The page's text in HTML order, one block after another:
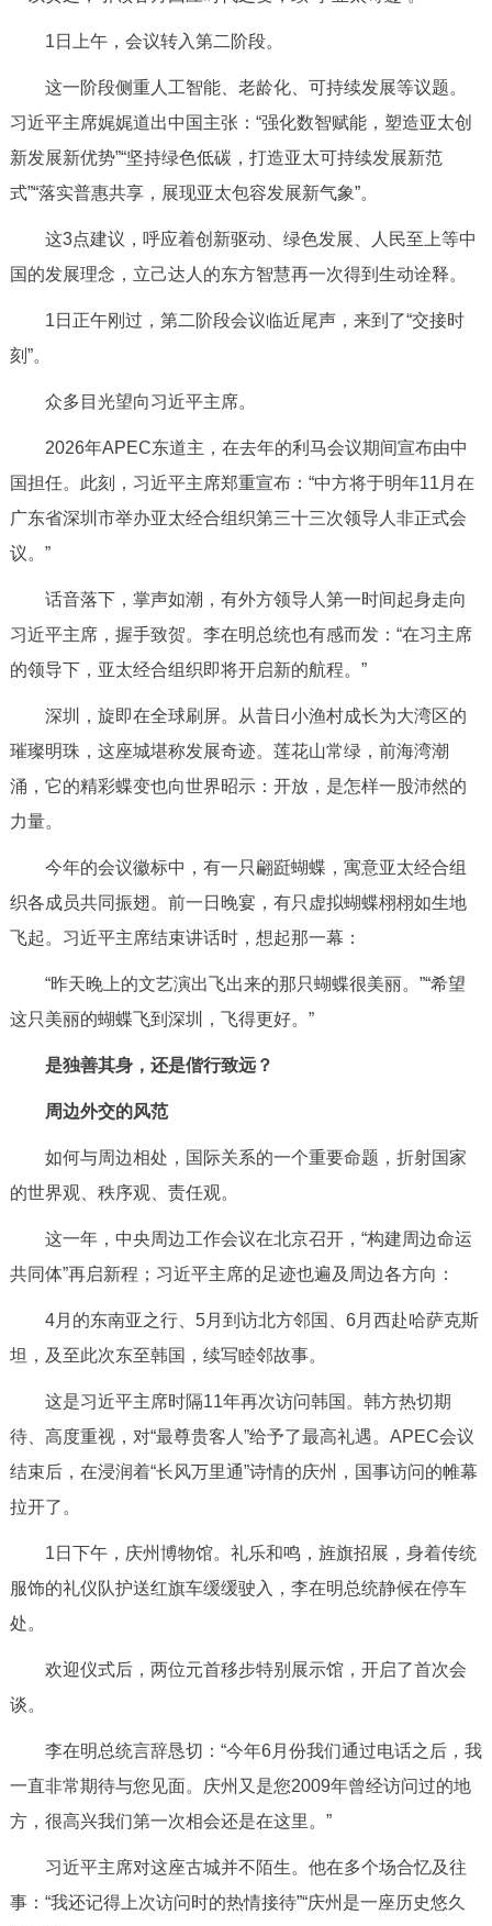
1日上午，会议转入第二阶段。
这一阶段侧重人工智能、老龄化、可持续发展等议题。
习近平主席娓娓道出中国主张：“强化数智赋能，塑造亚太创
新发展新优势”“坚持绿色低碳，打造亚太可持续发展新范
式”“落实普惠共享，展现亚太包容发展新气象”。
这3点建议，呼应着创新驱动、绿色发展、人民至上等中
国的发展理念，立己达人的东方智慧再一次得到生动诠释。
1日正午刚过，第二阶段会议临近尾声，来到了“交接时
刻”。
众多目光望向习近平主席。
2026年APEC东道主，在去年的利马会议期间宣布由中
国担任。此刻，习近平主席郑重宣布：“中方将于明年11月在
广东省深圳市举办亚太经合组织第三十三次领导人非正式会
议。”
话音落下，掌声如潮，有外方领导人第一时间起身走向
习近平主席，握手致贺。李在明总统也有感而发：“在习主席
的领导下，亚太经合组织即将开启新的航程。”
深圳，旋即在全球刷屏。从昔日小渔村成长为大湾区的
璀璨明珠，这座城堪称发展奇迹。莲花山常绿，前海湾潮
涌，它的精彩蝶变也向世界昭示：开放，是怎样一股沛然的
力量。
今年的会议徽标中，有一只翩跹蝴蝶，寓意亚太经合组
织各成员共同振翅。前一日晚宴，有只虚拟蝴蝶栩栩如生地
飞起。习近平主席结束讲话时，想起那一幕：
“昨天晚上的文艺演出飞出来的那只蝴蝶很美丽。”“希望
这只美丽的蝴蝶飞到深圳，飞得更好。”
是独善其身，还是偕行致远？
周边外交的风范
如何与周边相处，国际关系的一个重要命题，折射国家
的世界观、秩序观、责任观。
这一年，中央周边工作会议在北京召开，“构建周边命运
共同体”再启新程；习近平主席的足迹也遍及周边各方向：
4月的东南亚之行、5月到访北方邻国、6月西赴哈萨克斯
坦，及至此次东至韩国，续写睦邻故事。
这是习近平主席时隔11年再次访问韩国。韩方热切期
待、高度重视，对“最尊贵客人”给予了最高礼遇。APEC会议
结束后，在浸润着“长风万里通”诗情的庆州，国事访问的帷幕
拉开了。
1日下午，庆州博物馆。礼乐和鸣，旌旗招展，身着传统
服饰的礼仪队护送红旗车缓缓驶入，李在明总统静候在停车
处。
欢迎仪式后，两位元首移步特别展示馆，开启了首次会
谈。
李在明总统言辞恳切：“今年6月份我们通过电话之后，我
一直非常期待与您见面。庆州又是您2009年曾经访问过的地
方，很高兴我们第一次相会还是在这里。”
习近平主席对这座古城并不陌生。他在多个场合忆及往
事：“我还记得上次访问时的热情接待”“庆州是一座历史悠久